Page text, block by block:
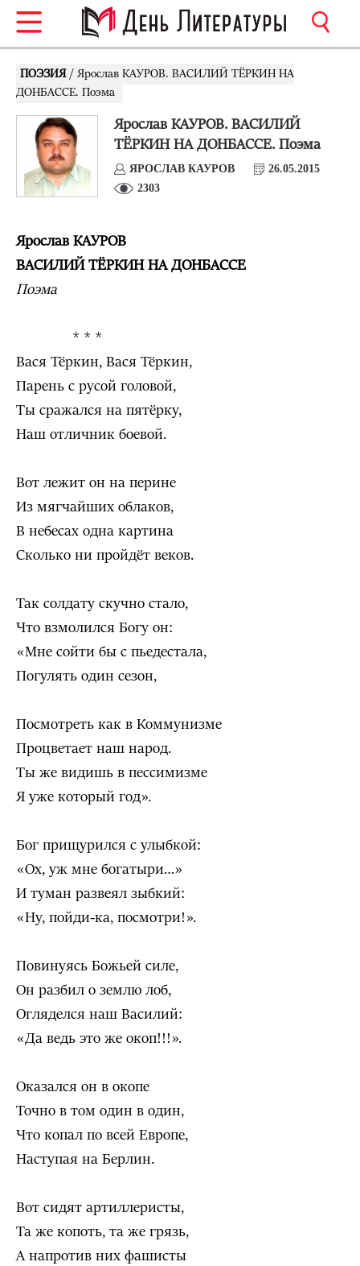
ПОЭЗИЯ / Ярослав КАУРОВ. ВАСИЛИЙ ТЁРКИН НА
ДОНБАССЕ. Поэма
Ярослав КАУРОВ. ВАСИЛИЙ
ТЁРКИН НА ДОНБАССЕ. Поэма
ЯРОСЛАВ КАУРОВ
26.05.2015
2303
Ярослав КАУРОВ
ВАСИЛИЙ ТЁРКИН НА ДОНБАССЕ
Поэма
* * *
Вася Тёркин, Вася Тёркин,
Парень с русой головой,
Ты сражался на пятёрку,
Наш отличник боевой.
Вот лежит он на перине
Из мягчайших облаков,
В небесах одна картина
Сколько ни пройдёт веков.
Так солдату скучно стало,
Что взмолился Богу он:
«Мне сойти бы с пьедестала,
Погулять один сезон,
Посмотреть как в Коммунизме
Процветает наш народ.
Ты же видишь в пессимизме
Я уже который год».
Бог прищурился с улыбкой:
«Ох, уж мне богатыри…»
И туман развеял зыбкий:
«Ну, пойди-ка, посмотри!».
Повинуясь Божьей силе,
Он разбил о землю лоб,
Огляделся наш Василий:
«Да ведь это же окоп!!!».
Оказался он в окопе
Точно в том один в один,
Что копал по всей Европе,
Наступая на Берлин.
Вот сидят артиллеристы,
Та же копоть, та же грязь,
А напротив них фашисты